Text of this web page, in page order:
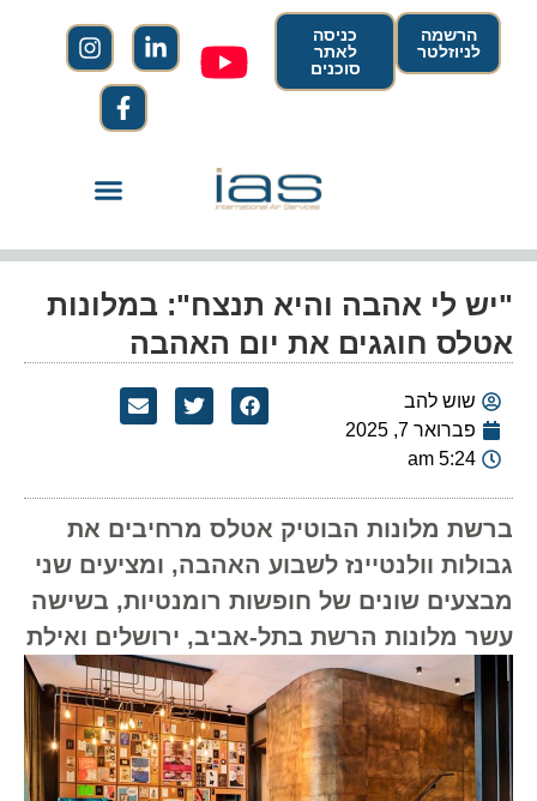
הרשמה
לניוזלטר
כניסה
לאתר
סוכנים
"יש לי אהבה והיא תנצח": במלונות
אטלס חוגגים את יום האהבה
שוש להב
פברואר 7, 2025
5:24 am
ברשת מלונות הבוטיק אטלס מרחיבים את
גבולות וולנטיינז לשבוע האהבה, ומציעים שני
מבצעים שונים של חופשות רומנטיות, בשישה
עשר מלונות הרשת בתל-אביב, ירושלים ואילת